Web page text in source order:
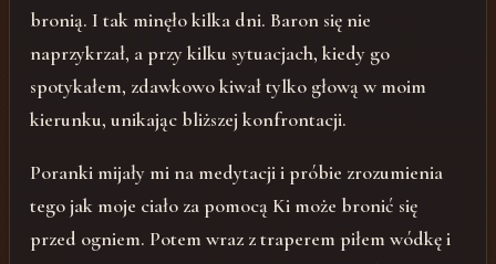
bronią. I tak minęło kilka dni. Baron się nie
naprzykrzał, a przy kilku sytuacjach, kiedy go
spotykałem, zdawkowo kiwał tylko głową w moim
kierunku, unikając bliższej konfrontacji.
Poranki mijały mi na medytacji i próbie zrozumienia
tego jak moje ciało za pomocą Ki może bronić się
przed ogniem. Potem wraz z traperem piłem wódkę i